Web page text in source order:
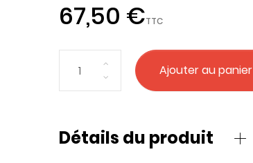
67,50 €TTC
Ajouter au panier
Détails du produit